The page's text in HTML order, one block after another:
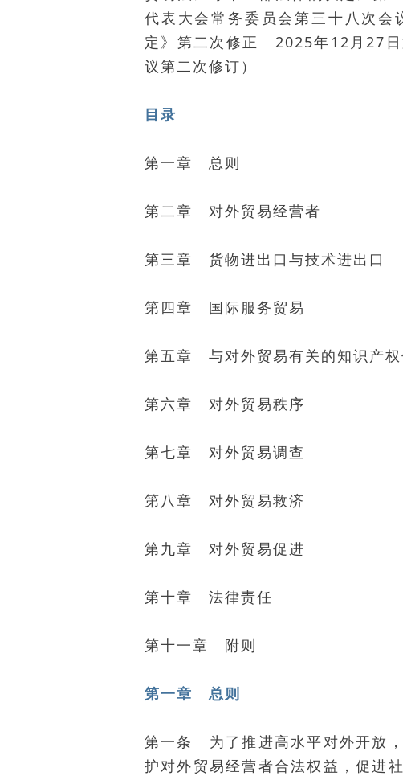
代表大会常务委员会第三十八次
定》第二次修正 2025年12月27日
议第二次修订）
目录
第一章 总则
第二章 对外贸易经营者
第三章 货物进出口与技术进出口
第四章 国际服务贸易
第五章 与对外贸易有关的知识产权
第六章 对外贸易秩序
第七章 对外贸易调查
第八章 对外贸易救济
第九章 对外贸易促进
第十章 法律责任
第十一章 附则
第一章 总则
第一条 为了推进高水平对外开放
护对外贸易经营者合法权益，促进